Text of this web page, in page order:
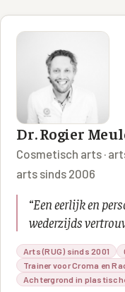
Dr. Rogier
Cosmetisch arts ·
arts sinds 2006
“Een eerlijk en
wederzijds
Arts (RUG) sinds 2001
Trainer voor Croma en
Achtergrond in